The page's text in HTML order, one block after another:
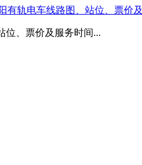
有轨电车线路图、站位、票价
位、票价及服务时间...